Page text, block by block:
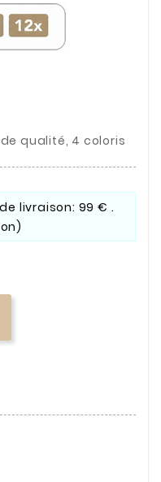
qualité, 4 coloris
livraison: 99 € .